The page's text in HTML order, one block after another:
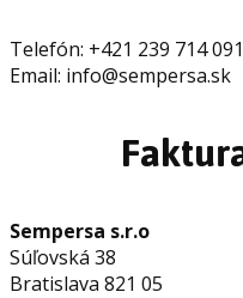
Telefón: +421 239 714 091
Email: info@sempersa.sk
Sempersa s.r.o
Súľovská 38
Bratislava 821 05